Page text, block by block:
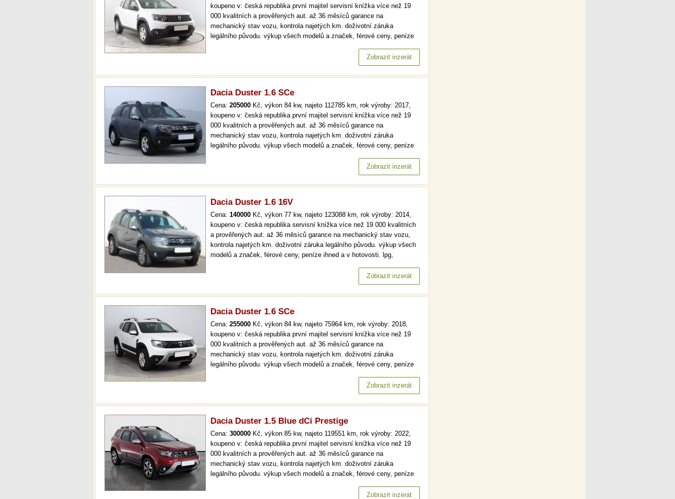
koupeno v: česká republika první majitel servisní knížka více než 19
000 kvalitních a prověřených aut. až 36 měsíců garance na
mechanický stav vozu, kontrola najetých km. doživotní záruka
legálního původu. výkup všech modelů a značek, férové ceny, peníze
prověřených aut. až 36 měsíců garance na mechanický stav vozu,
Zobrazit inzerát
Dacia Duster 1.6 SCe
Cena: 205000 Kč, výkon 84 kw, najeto 112785 km, rok výroby: 2017,
koupeno v: česká republika první majitel servisní knížka více než 19
000 kvalitních a prověřených aut. až 36 měsíců garance na
mechanický stav vozu, kontrola najetých km. doživotní záruka
legálního původu. výkup všech modelů a značek, férové ceny, peníze
prověřených aut. až 36 měsíců garance na mechanický stav vozu,
Zobrazit inzerát
Dacia Duster 1.6 16V
Cena: 140000 Kč, výkon 77 kw, najeto 123088 km, rok výroby: 2014,
koupeno v: česká republika servisní knížka více než 19 000 kvalitních
a prověřených aut. až 36 měsíců garance na mechanický stav vozu,
kontrola najetých km. doživotní záruka legálního původu. výkup všech
modelů a značek, férové ceny, peníze ihned a v hotovosti. lpg,
prověřených aut. až 36 měsíců garance na mechanický stav vozu,…
Zobrazit inzerát
Dacia Duster 1.6 SCe
Cena: 255000 Kč, výkon 84 kw, najeto 75964 km, rok výroby: 2018,
koupeno v: česká republika první majitel servisní knížka více než 19
000 kvalitních a prověřených aut. až 36 měsíců garance na
mechanický stav vozu, kontrola najetých km. doživotní záruka
legálního původu. výkup všech modelů a značek, férové ceny, peníze
prověřených aut. až 36 měsíců garance na mechanický stav vozu,
Zobrazit inzerát
Dacia Duster 1.5 Blue dCi Prestige
Cena: 300000 Kč, výkon 85 kw, najeto 119551 km, rok výroby: 2022,
koupeno v: česká republika první majitel servisní knížka více než 19
000 kvalitních a prověřených aut. až 36 měsíců garance na
mechanický stav vozu, kontrola najetých km. doživotní záruka
legálního původu. výkup všech modelů a značek, férové ceny, peníze
kvalitních a prověřených aut. až 36 měsíců garance na mechanický
Zobrazit inzerát